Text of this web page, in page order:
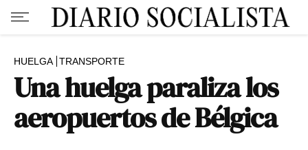
HUELGA TRANSPORTE
Una huelga paraliza los
aeropuertos de Bélgica